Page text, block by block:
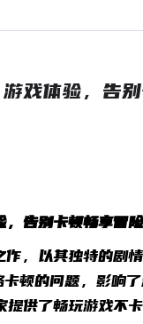
戏体验，告
告别卡顿畅享冒
，以其独特的剧
顿的问题，影响
供了畅玩游戏不